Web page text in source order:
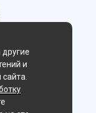
и